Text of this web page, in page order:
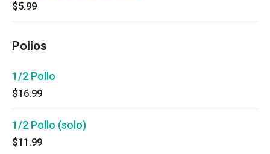
$5.99
Pollos
1/2 Pollo
$16.99
1/2 Pollo (solo)
$11.99